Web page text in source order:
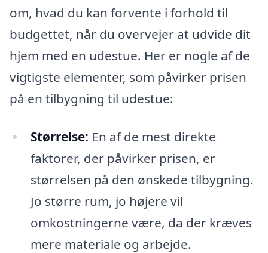
om, hvad du kan forvente i forhold til
budgettet, når du overvejer at udvide dit
hjem med en udestue. Her er nogle af de
vigtigste elementer, som påvirker prisen
på en tilbygning til udestue:
Størrelse: En af de mest direkte
faktorer, der påvirker prisen, er
størrelsen på den ønskede tilbygning.
Jo større rum, jo højere vil
omkostningerne være, da der kræves
mere materiale og arbejde.